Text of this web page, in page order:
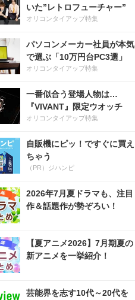
いた”レトロフューチャー”
オリコンタイアップ特集
パソコンメーカー社員が本気
で選ぶ「10万円台PC3選」
オリコンタイアップ特集
一番似合う登場人物は…
『VIVANT』限定ウオッチ
オリコンタイアップ特集
自販機にピッ！ですぐに買え
ちゃう
（PR）ジハンピ
2026年7月夏ドラマも、注目
作＆話題作が勢ぞろい！
【夏アニメ2026】7月期夏の
新アニメを一挙紹介！
芸能界を志す10代～20代を